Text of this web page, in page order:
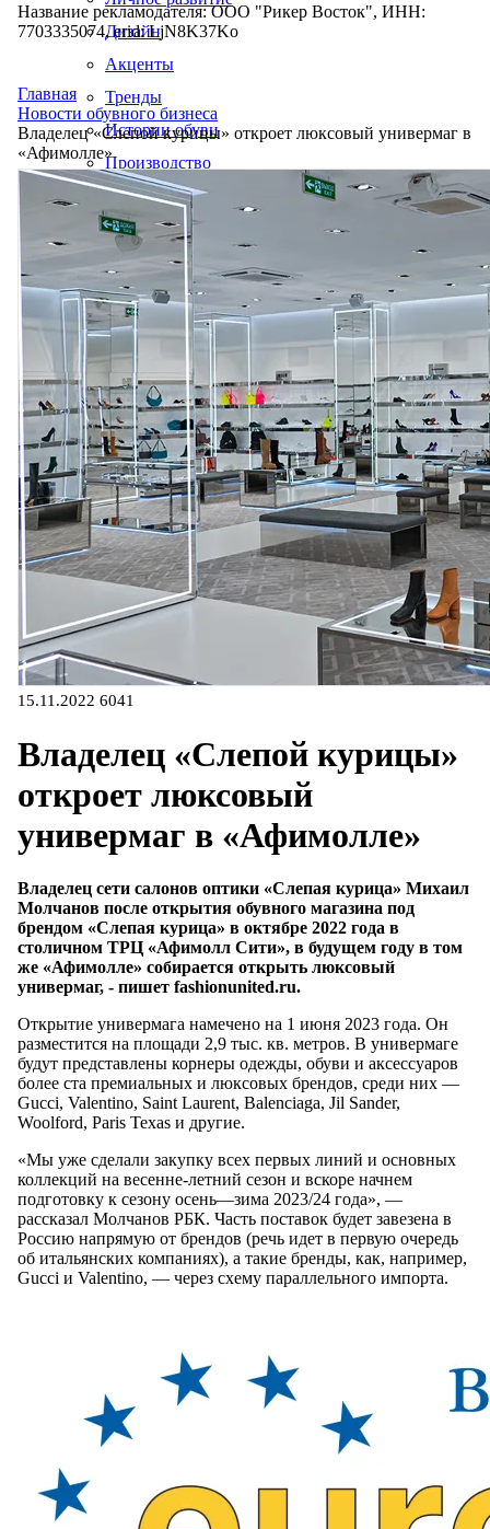
Дизайн
Акценты
Тренды
Истории обуви
Производство
Название рекламодателя: ООО "Рикер Восток", ИНН:
7703335074, erid: LjN8K37Ko
Главная
Новости обувного бизнеса
Владелец «Слепой курицы» откроет люксовый универмаг в
«Афимолле»
15.11.2022 6041
Владелец «Слепой курицы»
откроет люксовый
универмаг в «Афимолле»
Владелец сети салонов оптики «Слепая курица» Михаил
Молчанов после открытия обувного магазина под
брендом «Слепая курица» в октябре 2022 года в
столичном ТРЦ «Афимолл Сити», в будущем году в том
же «Афимолле» собирается открыть люксовый
универмаг, - пишет fashionunited.ru.
Открытие универмага намечено на 1 июня 2023 года. Он
разместится на площади 2,9 тыс. кв. метров. В универмаге
будут представлены корнеры одежды, обуви и аксессуаров
более ста премиальных и люксовых брендов, среди них —
Guсci, Valentino, Saint Laurent, Balenciaga, Jil Sander,
Woolford, Paris Texas и другие.
«Мы уже сделали закупку всех первых линий и основных
коллекций на весенне-летний сезон и вскоре начнем
подготовку к сезону осень—зима 2023/24 года», —
рассказал Молчанов РБК. Часть поставок будет завезена в
Россию напрямую от брендов (речь идет в первую очередь
об итальянских компаниях), а такие бренды, как, например,
Gucci и Valentino, — через схему параллельного импорта.